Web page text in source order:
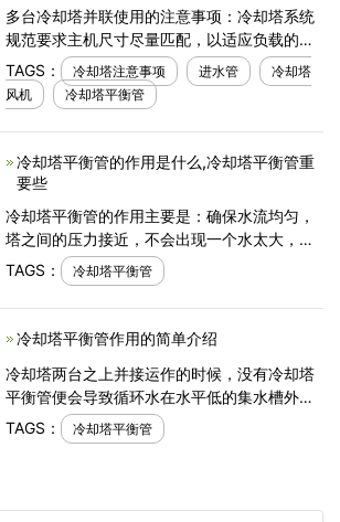
多台冷却塔并联使用的注意事项：冷却塔系统
规范要求主机尺寸尽量匹配，以适应负载的变
化，但此时连接冷凝器、水泵和冷却塔是很麻
烦的。基于以上问题，设计时要注意平衡问
题，包括水位平衡
TAGS： 冷却塔注意事项 进水管
冷却塔
风机
冷却塔平衡管
冷却塔平衡管的作用是什么,冷却塔平衡管重
要些
冷却塔平衡管的作用主要是：确保水流均匀，
塔之间的压力接近，不会出现一个水太大，另
一个水太小。当冷却塔并联安装多个冷却塔
时，集水板之间的连接管就是我们所说的冷却
塔平衡管。其功能
TAGS： 冷却塔平衡管
冷却塔平衡管作用的简单介绍
冷却塔两台之上并接运作的时候，没有冷却塔
平衡管便会导致循环水在水平低的集水槽外
溢，浪费水资源，导致冷却塔循环水亏损，增
加使用者资源成本费用。而冷却塔单独运作的
TAGS： 冷却塔平衡管